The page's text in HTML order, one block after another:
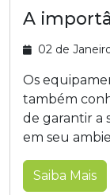
A
02 de
Os
também
de garantir a
em seu
Saiba Mais